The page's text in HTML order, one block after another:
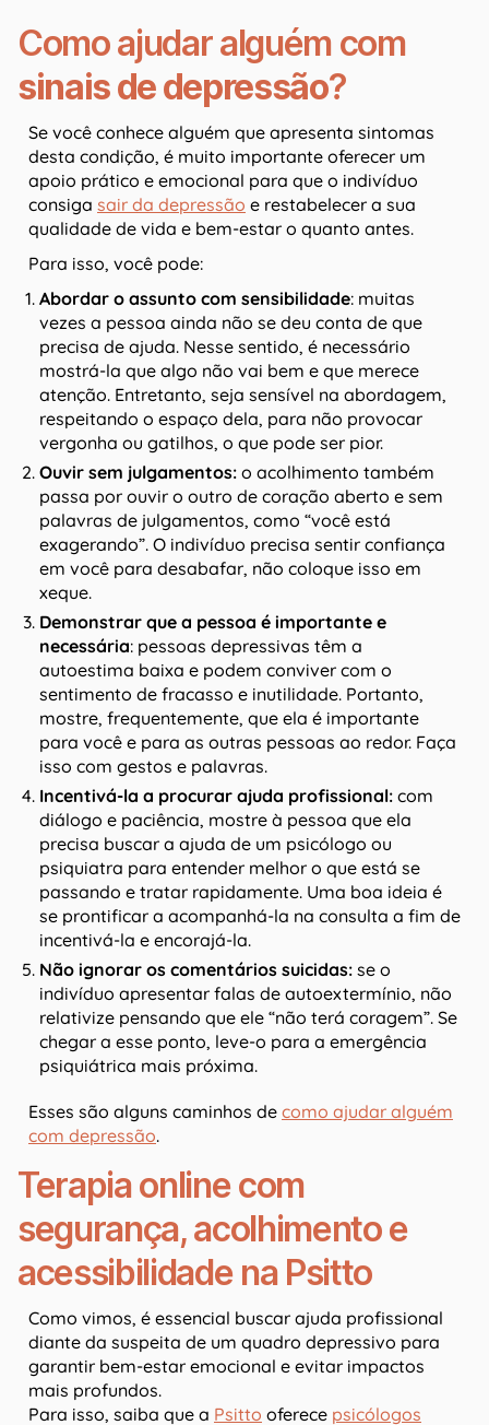
Como ajudar alguém com
sinais de depressão?
Se você conhece alguém que apresenta sintomas
desta condição, é muito importante oferecer um
apoio prático e emocional para que o indivíduo
consiga sair da depressão e restabelecer a sua
qualidade de vida e bem-estar o quanto antes.
Para isso, você pode:
Abordar o assunto com sensibilidade: muitas
vezes a pessoa ainda não se deu conta de que
precisa de ajuda. Nesse sentido, é necessário
mostrá-la que algo não vai bem e que merece
atenção. Entretanto, seja sensível na abordagem,
respeitando o espaço dela, para não provocar
vergonha ou gatilhos, o que pode ser pior.
Ouvir sem julgamentos: o acolhimento também
passa por ouvir o outro de coração aberto e sem
palavras de julgamentos, como “você está
exagerando”. O indivíduo precisa sentir confiança
em você para desabafar, não coloque isso em
xeque.
Demonstrar que a pessoa é importante e
necessária: pessoas depressivas têm a
autoestima baixa e podem conviver com o
sentimento de fracasso e inutilidade. Portanto,
mostre, frequentemente, que ela é importante
para você e para as outras pessoas ao redor. Faça
isso com gestos e palavras.
Incentivá-la a procurar ajuda profissional: com
diálogo e paciência, mostre à pessoa que ela
precisa buscar a ajuda de um psicólogo ou
psiquiatra para entender melhor o que está se
passando e tratar rapidamente. Uma boa ideia é
se prontificar a acompanhá-la na consulta a fim de
incentivá-la e encorajá-la.
Não ignorar os comentários suicidas: se o
indivíduo apresentar falas de autoextermínio, não
relativize pensando que ele “não terá coragem”. Se
chegar a esse ponto, leve-o para a emergência
psiquiátrica mais próxima.
Esses são alguns caminhos de como ajudar alguém
com depressão.
Terapia online com
segurança, acolhimento e
acessibilidade na Psitto
Como vimos, é essencial buscar ajuda profissional
diante da suspeita de um quadro depressivo para
garantir bem-estar emocional e evitar impactos
mais profundos.
Para isso, saiba que a Psitto oferece psicólogos